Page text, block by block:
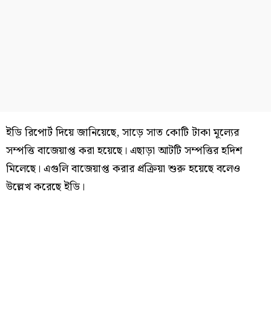
ইডি রিপোর্ট দিয়ে জানিয়েছে, সাড়ে সাত কোটি টাকা মূল্যের
সম্পত্তি বাজেয়াপ্ত করা হয়েছে। এছাড়া আটটি সম্পত্তির হদিশ
মিলেছে। এগুলি বাজেয়াপ্ত করার প্রক্রিয়া শুরু হয়েছে বলেও
উল্লেখ করেছে ইডি।